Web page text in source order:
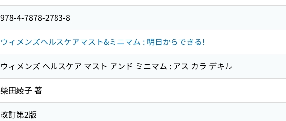
978-4-7878-2783-8
ウィメンズヘルスケアマスト&ミニマム : 明日からできる!
ウィメンズ ヘルスケア マスト アンド ミニマム : アス カラ デキル
柴田綾子 著
改訂第2版